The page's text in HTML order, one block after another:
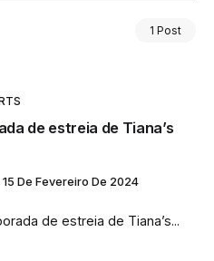
1 Post
de estreia de Tiana’s
15 De Fevereiro De 2024
de estreia de Tiana’s...